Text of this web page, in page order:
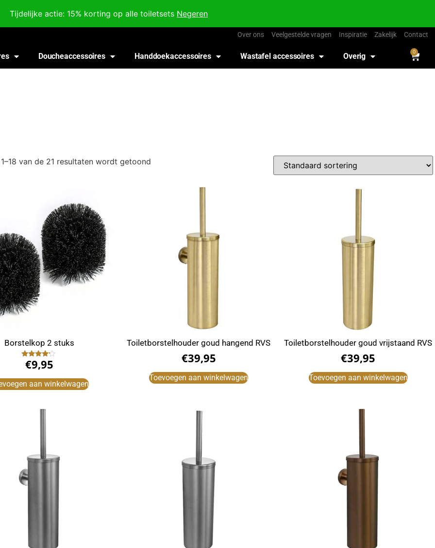
Tijdelijke actie: 15% korting op alle toiletsets Negeren
Voor 18:00 besteld, morgen in huis!
Over ons Veelgestelde vragen Inspiratie Zakelijk Contact
Doucheaccessoires Handdoekaccessoires Wastafel accessoires Overig 0
van de 21 resultaten wordt getoond
Borstelkop 2 stuks
Gewaardeerd
4.00
€9,95
aan winkelwagen
Toiletborstelhouder goud hangend RVS
€39,95
Toevoegen aan winkelwagen
Toiletborstelhouder goud vrijstaand RVS
€39,95
Toevoegen aan winkelwagen